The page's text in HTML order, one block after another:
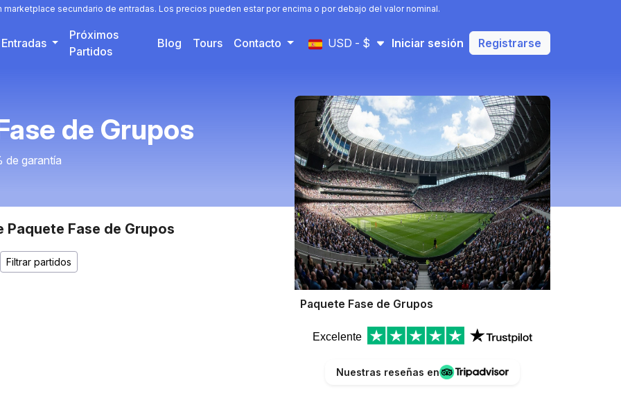
marketplace secundario de entradas. Los precios pueden estar por encima o por debajo del valor nominal.
Entradas
Próximos
Partidos
Blog Tours Contacto USD - $ Iniciar sesión Registrarse
de Grupos
de garantía
Paquete Fase de Grupos
Excelente
Nuestras reseñas en
Fase de Grupos